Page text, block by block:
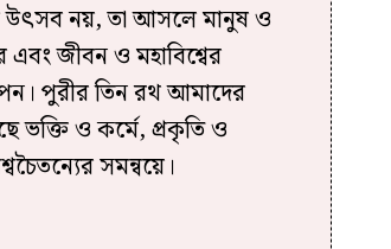
উৎসব নয়, তা আসলে মানুষ ও
জীবন ও মহাবিশ্বের
পুরীর তিন রথ আমাদের
ভক্তি ও কর্মে, প্রকৃতি ও
সমন্বয়ে।